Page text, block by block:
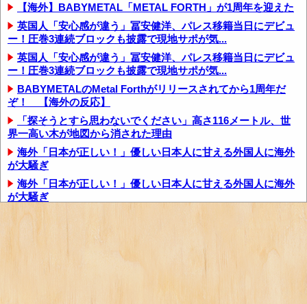
【海外】BABYMETAL「METAL FORTH」が1周年を迎えた
英国人「安心感が違う」冨安健洋、パレス移籍当日にデビュ
ー！圧巻3連続ブロックも披露で現地サポが気...
英国人「安心感が違う」冨安健洋、パレス移籍当日にデビュ
ー！圧巻3連続ブロックも披露で現地サポが気...
BABYMETALのMetal Forthがリリースされてから1周年だ
ぞ！ 【海外の反応】
「探そうとすら思わないでください」高さ116メートル、世
界一高い木が地図から消された理由
海外「日本が正しい！」優しい日本人に甘える外国人に海外
が大騒ぎ
海外「日本が正しい！」優しい日本人に甘える外国人に海外
が大騒ぎ
アメリカ「お前らの国の史上最も美しい女優を選ぶなら誰に
なる？」
アメリカ「お前らの国の史上最も美しい女優を選ぶなら誰に
なる？」
など2戦連続完璧救援、メッツファンからク...